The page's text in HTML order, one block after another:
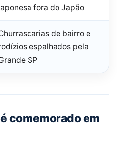
fora do Japão
de bairro e
espalhados pela
SP
comemorado em